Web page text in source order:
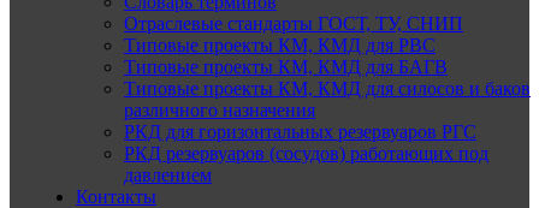
Отраслевые стандарты ГОСТ, ТУ, СНИП
Типовые проекты КМ, КМД для РВС
Типовые проекты КМ, КМД для БАГВ
Типовые проекты КМ, КМД для силосов и баков
различного назначения
РКД для горизонтальных резервуаров РГС
РКД резервуаров (сосудов) работающих под
давлением
Контакты